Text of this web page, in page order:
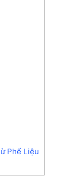
Phế Liệu